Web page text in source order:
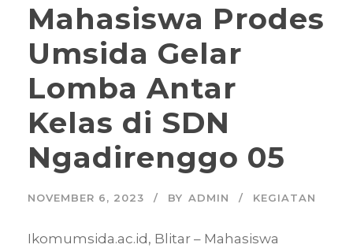
Mahasiswa Prodes
Umsida Gelar
Lomba Antar
Kelas di SDN
Ngadirenggo 05
NOVEMBER 6, 2023 BY ADMIN KEGIATAN
Ikomumsida.ac.id, Blitar – Mahasiswa